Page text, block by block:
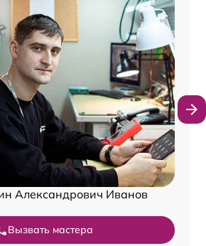
Александрович Иванов
Вызвать мастера